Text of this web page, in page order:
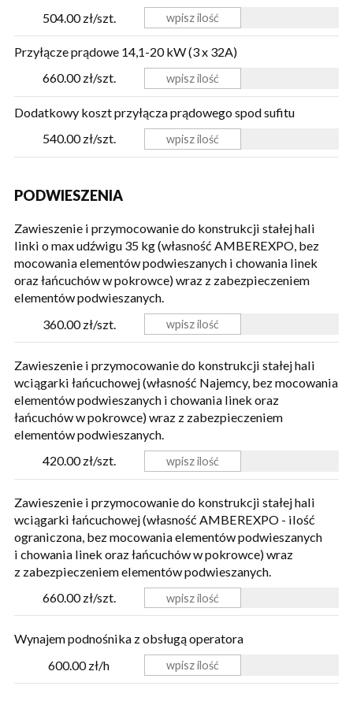
504.00 zł/szt.
Przyłącze prądowe 14,1-20 kW (3 x 32A)
660.00 zł/szt.
Dodatkowy koszt przyłącza prądowego spod sufitu
540.00 zł/szt.
PODWIESZENIA
Zawieszenie i przymocowanie do konstrukcji stałej hali
linki o max udźwigu 35 kg (własność AMBEREXPO, bez
mocowania elementów podwieszanych i chowania linek
oraz łańcuchów w pokrowce) wraz z zabezpieczeniem
elementów podwieszanych.
360.00 zł/szt.
Zawieszenie i przymocowanie do konstrukcji stałej hali
wciągarki łańcuchowej (własność Najemcy, bez mocowania
elementów podwieszanych i chowania linek oraz
łańcuchów w pokrowce) wraz z zabezpieczeniem
elementów podwieszanych.
420.00 zł/szt.
Zawieszenie i przymocowanie do konstrukcji stałej hali
wciągarki łańcuchowej (własność AMBEREXPO - ilość
ograniczona, bez mocowania elementów podwieszanych
i chowania linek oraz łańcuchów w pokrowce) wraz
z zabezpieczeniem elementów podwieszanych.
660.00 zł/szt.
Wynajem podnośnika z obsługą operatora
600.00 zł/h